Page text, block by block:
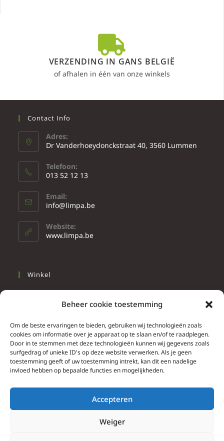
Beheer cookie toestemming
Om de beste ervaringen te bieden, gebruiken wij technologieën zoals
cookies om informatie over je apparaat op te slaan en/of te raadplegen.
Door in te stemmen met deze technologieën kunnen wij gegevens zoals
surfgedrag of unieke ID's op deze website verwerken. Als je geen
toestemming geeft of uw toestemming intrekt, kan dit een nadelige
invloed hebben op bepaalde functies en mogelijkheden.
Accepteren
Weiger
VERZENDING IN GANS BELGIË
of afhalen in één van onze winkels
Contact Info
Adres:
Dr Vanderhoeydonckstraat 40, 3560 Lummen
Telefoon:
013 52 12 13
Email:
info@limpa.be
Website:
www.limpa.be
Winkel
Wonen
Info
Contacteer ons